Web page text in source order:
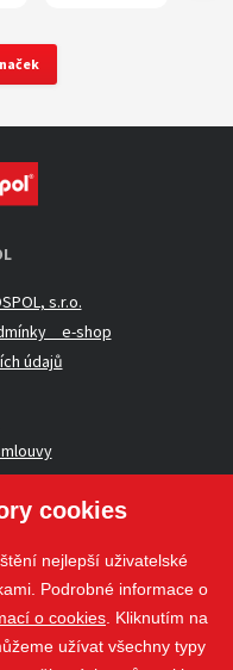
s.r.o.
_ e-shop
údajů
cookies
nejlepší uživatelské
Podrobné informace o
o cookies . Kliknutím na
užívat všechny typy